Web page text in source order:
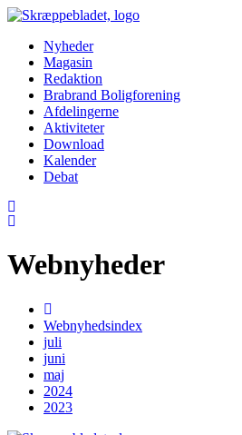
Nyheder
Magasin
Redaktion
Brabrand Boligforening
Afdelingerne
Aktiviteter
Download
Kalender
Debat
Webnyheder
Webnyhedsindex
juli
juni
maj
2024
2023